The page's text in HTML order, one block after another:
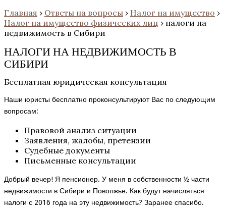
Главная › Ответы на вопросы › Налог на имущество ›
Налог на имущество физических лиц › налоги на
недвижимость в Сибири
НАЛОГИ НА НЕДВИЖИМОСТЬ В
СИБИРИ
Бесплатная юридическая консультация
Наши юристы бесплатно проконсультируют Вас по следующим
вопросам:
Правовой анализ ситуации
Заявления, жалобы, претензии
Судебные документы
Письменные консультации
Добрый вечер! Я пенсионер. У меня в собственности ½ части
недвижимости в Сибири и Поволжье. Как будут начисляться
налоги с 2016 года на эту недвижимость? Заранее спасибо.